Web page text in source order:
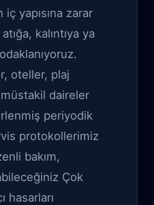
iç yapısına zarar
kalıntıya ya
oteller, plaj
daireler
periyodik
protokollerimiz
bakım,
Çok
hasarları